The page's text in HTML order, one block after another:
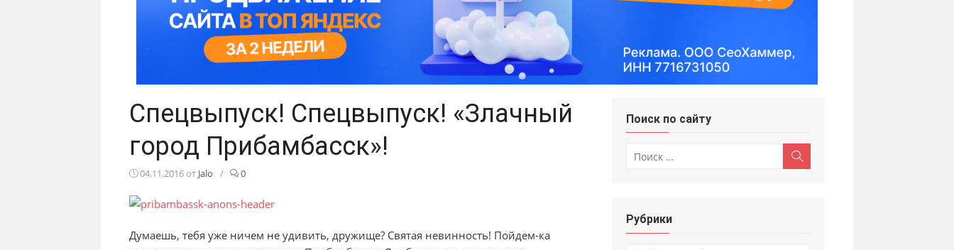
Спецвыпуск! Спецвыпуск! «Злачный
город Прибамбасск»!
04.11.2016от Jalo / 0
Думаешь, тебя уже ничем не удивить, дружище? Святая невинность! Пойдем-ка
Поиск по сайту
Рубрики